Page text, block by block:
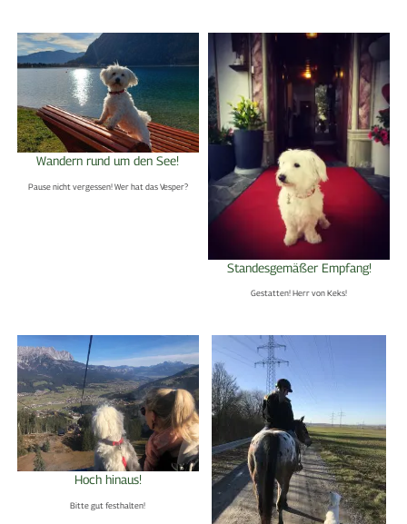
Wandern rund um den See!
Pause nicht vergessen! Wer hat das Vesper?
Standesgemäßer Empfang!
Gestatten! Herr von Keks!
Hoch hinaus!
Bitte gut festhalten!